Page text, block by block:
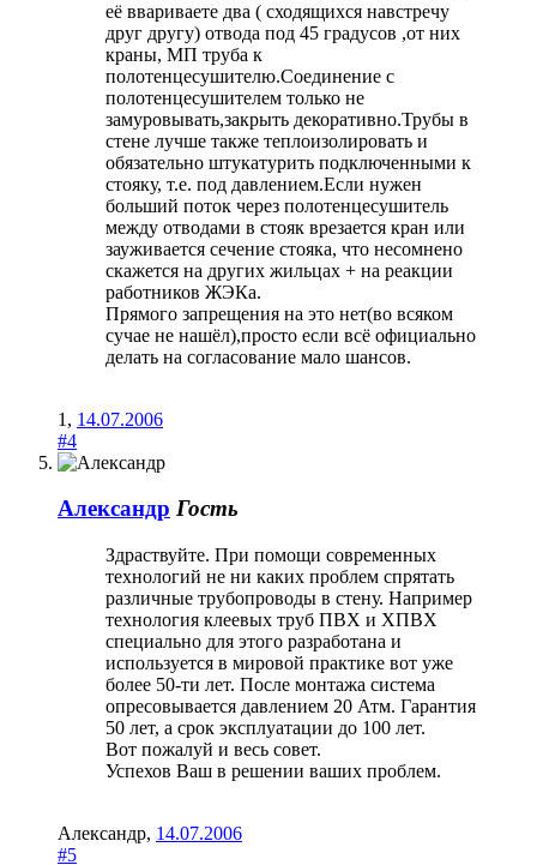
её ввариваете два ( сходящихся навстречу
друг другу) отвода под 45 градусов ,от них
краны, МП труба к
полотенцесушителю.Соединение с
полотенцесушителем только не
замуровывать,закрыть декоративно.Трубы в
стене лучше также теплоизолировать и
обязательно штукатурить подключенными к
стояку, т.е. под давлением.Если нужен
больший поток через полотенцесушитель
между отводами в стояк врезается кран или
зауживается сечение стояка, что несомнено
скажется на других жильцах + на реакции
работников ЖЭКа.
Прямого запрещения на это нет(во всяком
сучае не нашёл),просто если всё официально
делать на согласование мало шансов.
1 , 14.07.2006
#4
Александр Гость
Здраствуйте. При помощи современных
технологий не ни каких проблем спрятать
различные трубопроводы в стену. Например
технология клеевых труб ПВХ и ХПВХ
специально для этого разработана и
используется в мировой практике вот уже
более 50-ти лет. После монтажа система
опресовывается давлением 20 Атм. Гарантия
50 лет, а срок эксплуатации до 100 лет.
Вот пожалуй и весь совет.
Успехов Ваш в решении ваших проблем.
Александр, 14.07.2006
#5